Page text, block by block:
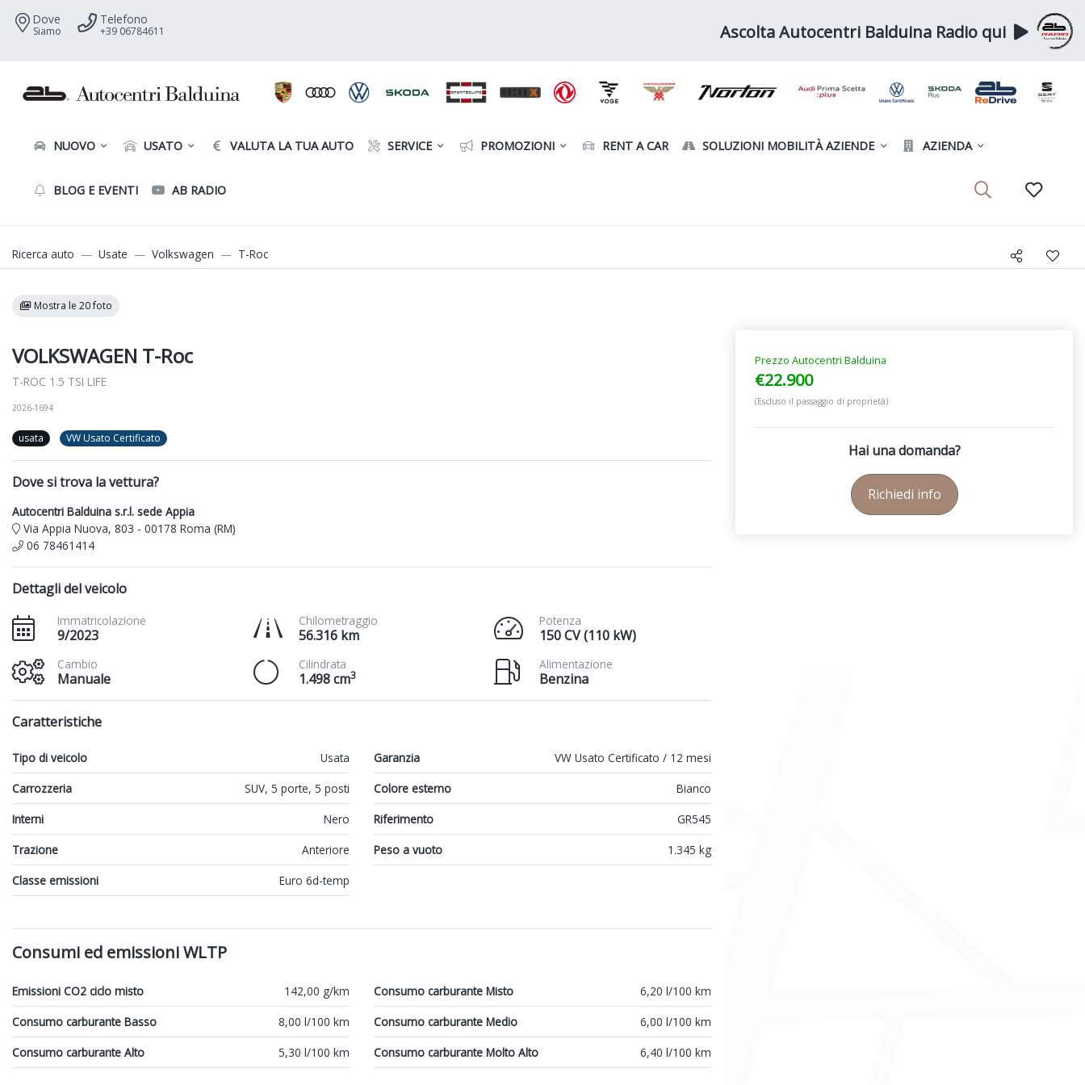
Dove
Siamo
Telefono
+39 06784611 Ascolta Autocentri Balduina Radio qui
NUOVO USATO VALUTA LA TUA AUTO SERVICE PROMOZIONI RENT A CAR SOLUZIONI MOBILITÀ AZIENDE AZIENDA
BLOG E EVENTI AB RADIO
Ricerca auto Usate Volkswagen T-Roc
Mostra le 20 foto
VOLKSWAGEN T-Roc
T-ROC 1.5 TSI LIFE
2026-1694
usata VW Usato Certificato
Dove si trova la vettura?
Autocentri Balduina s.r.l. sede Appia
Via Appia Nuova, 803 - 00178 Roma (RM)
06 78461414
Dettagli del veicolo
Immatricolazione
9/2023
Chilometraggio
56.316 km
Potenza
150 CV (110 kW)
Cambio
Manuale
Cilindrata
1.498 cm3
Alimentazione
Benzina
Caratteristiche
Tipo di veicolo Usata Garanzia
VW Usato Certificato / 12 mesi
Carrozzeria
SUV, 5 porte, 5 posti Colore esterno
Bianco
Interni
Nero Riferimento
GR545
Trazione
Anteriore Peso a vuoto
1.345 kg
Classe emissioni
Euro 6d-temp
Consumi ed emissioni WLTP
Emissioni CO2 ciclo misto 142,00 g/km Consumo carburante Misto
6,20 l/100 km
Consumo carburante Basso
8,00 l/100 km Consumo carburante Medio
6,00 l/100 km
Consumo carburante Alto
5,30 l/100 km Consumo carburante Molto Alto 6,40 l/100 km
Prezzo Autocentri Balduina
€22.900
(Escluso il passaggio di proprietà)
Hai una domanda?
Richiedi info